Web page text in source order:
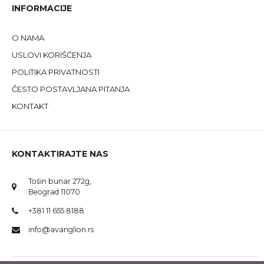
INFORMACIJE
O NAMA
USLOVI KORIŠĆENJA
POLITIKA PRIVATNOSTI
ČESTO POSTAVLJANA PITANJA
KONTAKT
KONTAKTIRAJTE NAS
Tošin bunar 272g,
Beograd 11070
+381 11 655 8188
info@avanglion.rs